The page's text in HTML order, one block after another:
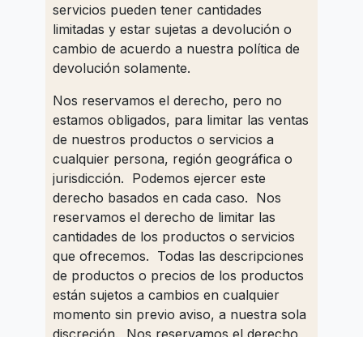
servicios pueden tener cantidades
limitadas y estar sujetas a devolución o
cambio de acuerdo a nuestra política de
devolución solamente.
Nos reservamos el derecho, pero no
estamos obligados, para limitar las ventas
de nuestros productos o servicios a
cualquier persona, región geográfica o
jurisdicción. Podemos ejercer este
derecho basados en cada caso. Nos
reservamos el derecho de limitar las
cantidades de los productos o servicios
que ofrecemos. Todas las descripciones
de productos o precios de los productos
están sujetos a cambios en cualquier
momento sin previo aviso, a nuestra sola
discreción. Nos reservamos el derecho